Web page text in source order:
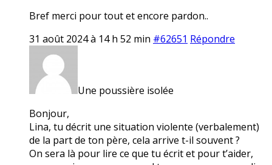
Bref merci pour tout et encore pardon..
31 août 2024 à 14 h 52 min #62651 Répondre
Une poussière isolée
Bonjour,
Lina, tu décrit une situation violente (verbalement)
de la part de ton père, cela arrive t-il souvent ?
On sera là pour lire ce que tu écrit et pour t’aider,